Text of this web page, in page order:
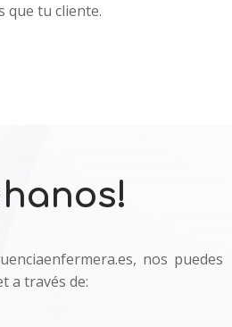
que tu cliente.
nos puedes
a través de: